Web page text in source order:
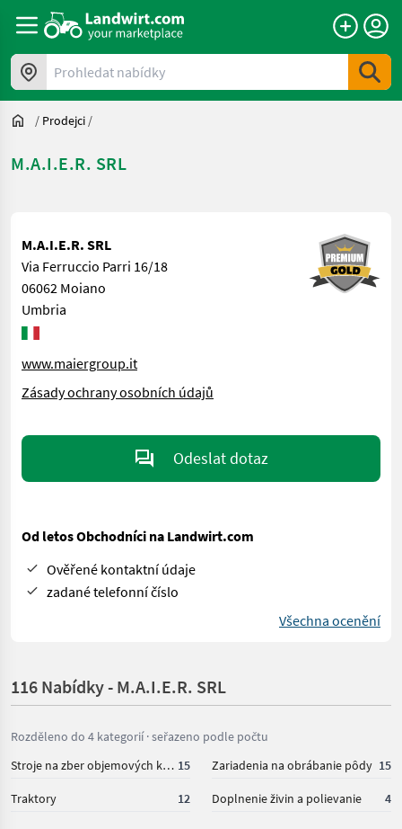
Prohledat nabídky
/ Prodejci /
M.A.I.E.R. SRL
M.A.I.E.R. SRL
Via Ferruccio Parri 16/18
06062 Moiano
Umbria
www.maiergroup.it
Zásady ochrany osobních údajů
Odeslat dotaz
Od letos Obchodníci na Landwirt.com
Ověřené kontaktní údaje
zadané telefonní číslo
Všechna ocenění
116 Nabídky - M.A.I.E.R. SRL
Rozděleno do 4 kategorií · seřazeno podle počtu
Stroje na zber objemových krmív 15 Zariadenia na obrábanie pôdy 15
Traktory 12 Doplnenie živin a polievanie 4